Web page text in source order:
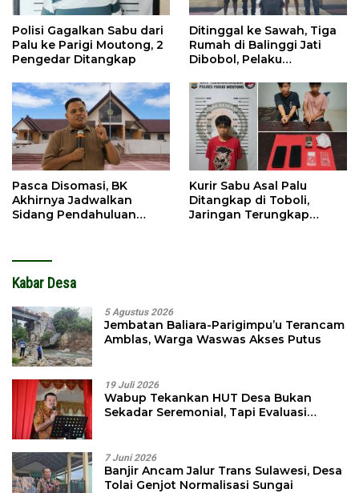
Polisi Gagalkan Sabu dari
Palu ke Parigi Moutong, 2
Pengedar Ditangkap
Ditinggal ke Sawah, Tiga
Rumah di Balinggi Jati
Dibobol, Pelaku
Pasca Disomasi, BK
Akhirnya Jadwalkan
Sidang Pendahuluan
Kurir Sabu Asal Palu
Ditangkap di Toboli,
Jaringan Terungkap
Kabar Desa
5 Agustus 2026
Jembatan Baliara-Parigimpu’u Terancam
Amblas, Warga Waswas Akses Putus
19 Juli 2026
Wabup Tekankan HUT Desa Bukan
Sekadar Seremonial, Tapi Evaluasi
7 Juni 2026
Banjir Ancam Jalur Trans Sulawesi, Desa
Tolai Genjot Normalisasi Sungai